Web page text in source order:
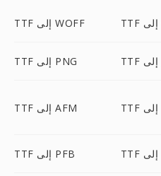
TTF إلى WOFF
TTF إلى PNG
TTF إلى AFM
TTF إلى PFB